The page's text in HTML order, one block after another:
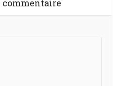
commentaire